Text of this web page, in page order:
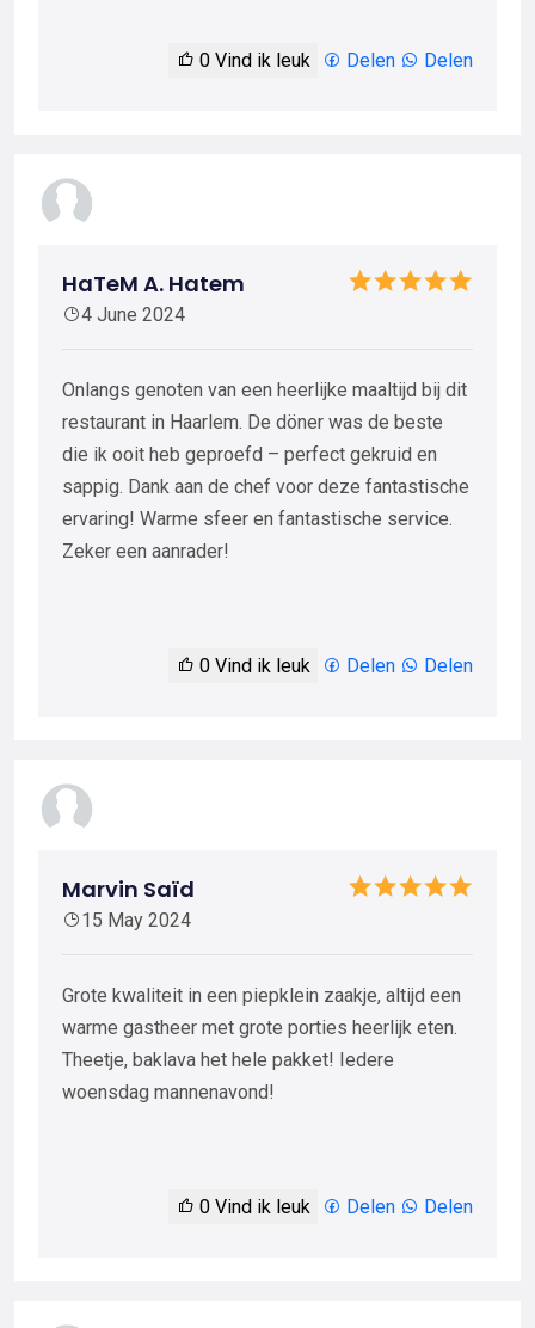
0 Vind ik leuk Delen Delen
HaTeM A. Hatem
4 June 2024
Onlangs genoten van een heerlijke maaltijd bij dit
restaurant in Haarlem. De döner was de beste
die ik ooit heb geproefd – perfect gekruid en
sappig. Dank aan de chef voor deze fantastische
ervaring! Warme sfeer en fantastische service.
Zeker een aanrader!
0 Vind ik leuk Delen Delen
Marvin Saïd
15 May 2024
Grote kwaliteit in een piepklein zaakje, altijd een
warme gastheer met grote porties heerlijk eten.
Theetje, baklava het hele pakket! Iedere
woensdag mannenavond!
0 Vind ik leuk Delen Delen